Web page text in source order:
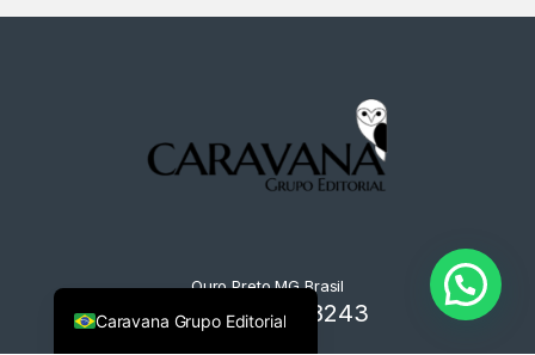
Ouro Preto MG Brasil
+55 31 9125-8243
Caravana Grupo Editorial